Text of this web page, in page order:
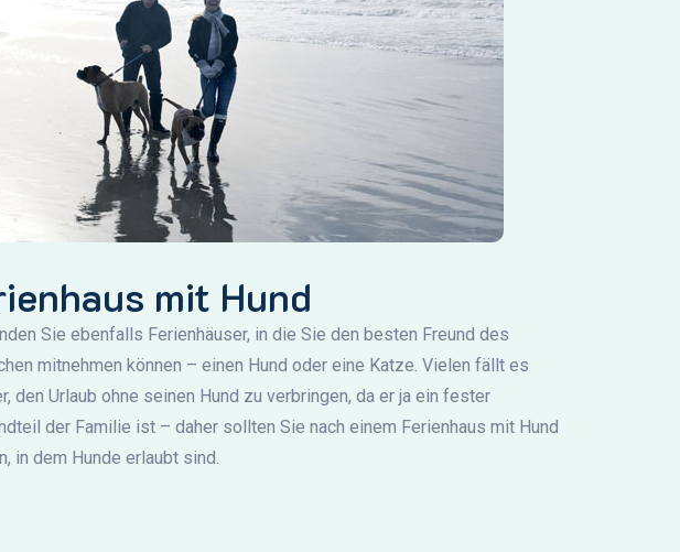
mit Hund
Sie ebenfalls Ferienhäuser, in die Sie den besten Freund des
mitnehmen können – einen Hund oder eine Katze. Vielen fällt es
den Urlaub ohne seinen Hund zu verbringen, da er ja ein fester
der Familie ist – daher sollten Sie nach einem Ferienhaus mit Hund
in dem Hunde erlaubt sind.